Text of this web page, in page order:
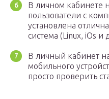
В личном кабинете
пользователи с
установлена
система (Linux, iOs и
В личный кабинет
мобильного
просто проверить